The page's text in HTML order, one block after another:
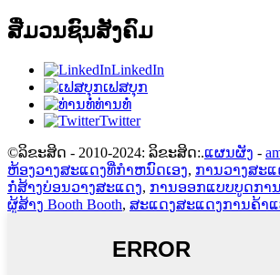
ສື່ມວນຊົນສັງຄົມ
LinkedIn
ເຟສບຸກ
ທ່ານທໍ່
Twitter
©ລິຂະສິດ - 2010-2024: ລິຂະສິດ:.ແຜນຜັງ -
ຫ້ອງວາງສະແດງທີ່ກໍາຫນົດເອງ, ການວາງສະແ
ກໍ່ສ້າງບ່ອນວາງສະແດງ, ການອອກແບບບູດກາ
ຜູ້ສ້າງ Booth Booth, ສະແດງສະແດງການຄ້າ